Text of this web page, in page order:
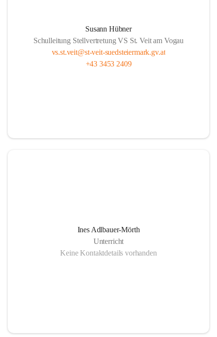
Susann Hübner
Schulleitung Stellvertretung VS St. Veit am Vogau
vs.st.veit@st-veit-suedsteiermark.gv.at
+43 3453 2409
Ines Adlbauer-Mörth
Unterricht
Keine Kontaktdetails vorhanden